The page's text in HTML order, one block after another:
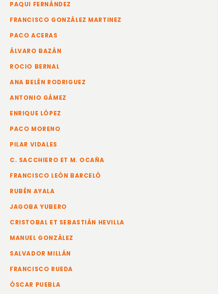
PAQUI FERNÁNDEZ
FRANCISCO GONZÁLEZ MARTINEZ
PACO ACERAS
ÁLVARO BAZÁN
ROCIO BERNAL
ANA BELÉN RODRIGUEZ
ANTONIO GÁMEZ
ENRIQUE LÓPEZ
PACO MORENO
PILAR VIDALES
C. SACCHIERO ET M. OCAÑA
FRANCISCO LEÓN BARCELÓ
RUBÉN AYALA
JAGOBA YUBERO
CRISTOBAL ET SEBASTIÁN HEVILLA
MANUEL GONZÁLEZ
SALVADOR MILLÁN
FRANCISCO RUEDA
ÓSCAR PUEBLA